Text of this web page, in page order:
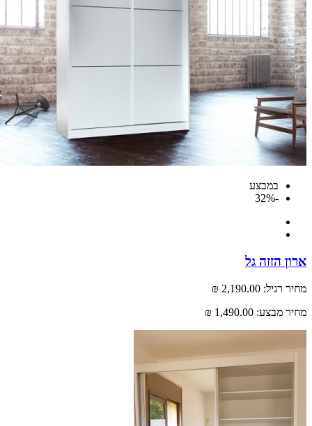
במבצע
הזזה גל
רגיל: 2,190.00 ₪
מבצע: 1,490.00 ₪